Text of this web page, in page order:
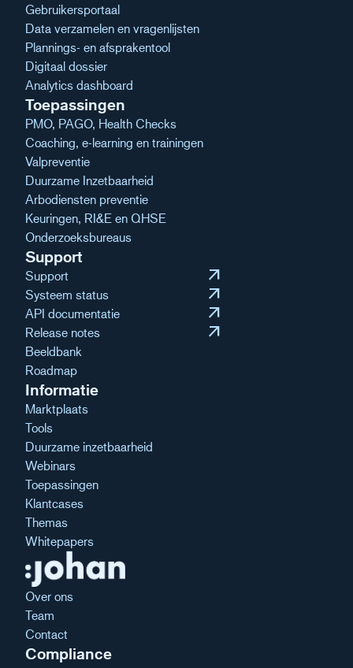
Gebruikersportaal
Data verzamelen en vragenlijsten
Plannings- en afsprakentool
Digitaal dossier
Analytics dashboard
Toepassingen
PMO, PAGO, Health Checks
Coaching, e-learning en trainingen
Valpreventie
Duurzame Inzetbaarheid
Arbodiensten preventie
Keuringen, RI&E en QHSE
Onderzoeksbureaus
Support
Support arrow_outward
Systeem status arrow_outward
API documentatie arrow_outward
Release notes arrow_outward
Beeldbank
Roadmap
Informatie
Marktplaats
Tools
Duurzame inzetbaarheid
Webinars
Toepassingen
Klantcases
Themas
Whitepapers
Over ons
Team
Contact
Compliance